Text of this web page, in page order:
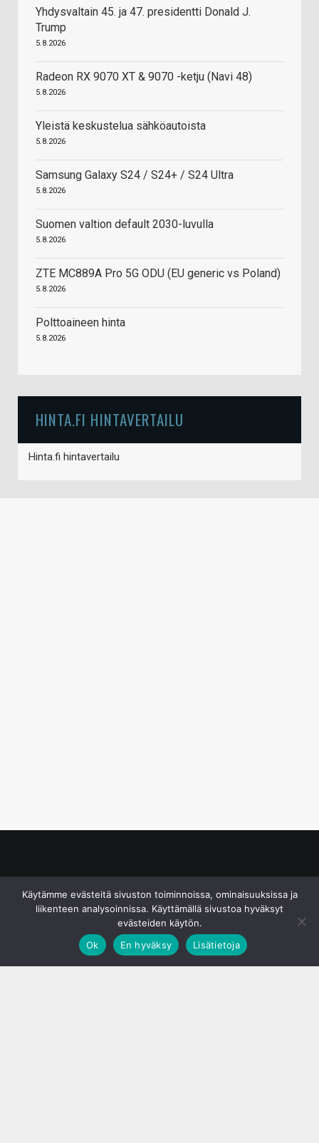
Yhdysvaltain 45. ja 47. presidentti Donald J.
Trump
5.8.2026
Radeon RX 9070 XT & 9070 -ketju (Navi 48)
5.8.2026
Yleistä keskustelua sähköautoista
5.8.2026
Samsung Galaxy S24 / S24+ / S24 Ultra
5.8.2026
Suomen valtion default 2030-luvulla
5.8.2026
ZTE MC889A Pro 5G ODU (EU generic vs Poland)
5.8.2026
Polttoaineen hinta
5.8.2026
HINTA.FI HINTAVERTAILU
Hinta.fi hintavertailu
Käytämme evästeitä sivuston toiminnoissa, ominaisuuksissa ja
liikenteen analysoinnissa. Käyttämällä sivustoa hyväksyt
evästeiden käytön.
Ok
En hyväksy Lisätietoja